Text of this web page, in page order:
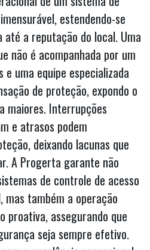
estendendo-se
até a reputação do local. Uma
não é acompanhada por um
uma equipe especializada
de proteção, expondo o
maiores. Interrupções
e atrasos podem
deixando lacunas que
A Progerta garante não
de controle de acesso
também a operação
proativa, assegurando que
seja sempre efetivo.